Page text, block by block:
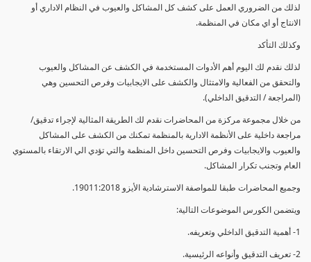
لذلك من الضروري العمل على كشف كل المشاكل والعيوب في النظام الاداري أو
الانتاج أو اي مكان في المنظمة.
وكذلك التأكد
لذلك نقدم لك اليوم أهم الأدوات المستخدمة في الكشف عن المشاكل والعيوب
والتحقق من الفعالية والامتثال والكشف على الايجابيات وفرص التحسين وهي
(المراجعة / التدقيق الداخلي).
من خلال مجموعة مركزة من المحاضرات نقدم لك الطريقة المثالية لإجراء تدقيق/
مراجعة داخلية على الأنظمة الادارية بالمنظمة تمكنك من الكشف على المشاكل
والعيوب والايجابيات وفرص التحسين داخل المنظمة والتي تؤدي الي الارتقاء بالمستوي
العام وتجنب تكرار المشاكل.
وجميع المحاضرات طبقا للمواصفة الاسترشادية الأيزو 19011:2018.
ويتضمن الكورس الموضوعات التالية:
1- أهمية التدقيق الداخلي وتعريفه.
2- تعريف التدقيق وأنواعه الرئيسية.